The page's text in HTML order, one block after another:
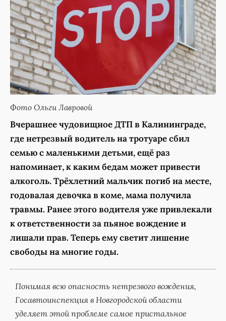
Фото Ольги Лавровой
Вчерашнее чудовищное ДТП в Калининграде,
где нетрезвый водитель на тротуаре сбил
семью с маленькими детьми, ещё раз
напоминает, к каким бедам может привести
алкоголь. Трёхлетний мальчик погиб на месте,
годовалая девочка в коме, мама получила
травмы. Ранее этого водителя уже привлекали
к ответственности за пьяное вождение и
лишали прав. Теперь ему светит лишение
свободы на многие годы.
Понимая всю опасность нетрезвого вождения,
Госавтоинспекция в Новгородской области
уделяет этой проблеме самое пристальное